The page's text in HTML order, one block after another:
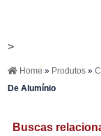
>
Home » Produtos»
De Alumínio
Buscas